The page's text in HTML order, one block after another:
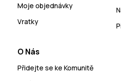
Moje objednávky
Vratky
O Nás
Přidejte se ke Komunitě